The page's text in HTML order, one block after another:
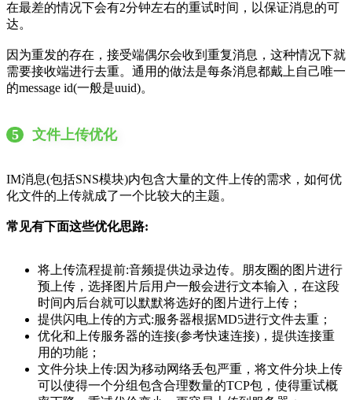
在最差的情况下会有2分钟左右的重试时间，以保证消息的可
达。
因为重发的存在，接受端偶尔会收到重复消息，这种情况下就
需要接收端进行去重。通用的做法是每条消息都戴上自己唯一
的message id(一般是uuid)。
5 文件上传优化
IM消息(包括SNS模块)内包含大量的文件上传的需求，如何优
化文件的上传就成了一个比较大的主题。
常见有下面这些优化思路:
将上传流程提前:音频提供边录边传。朋友圈的图片进行
预上传，选择图片后用户一般会进行文本输入，在这段
时间内后台就可以默默将选好的图片进行上传；
提供闪电上传的方式:服务器根据MD5进行文件去重；
优化和上传服务器的连接(参考快速连接)，提供连接重
用的功能；
文件分块上传:因为移动网络丢包严重，将文件分块上传
可以使得一个分组包含合理数量的TCP包，使得重试概